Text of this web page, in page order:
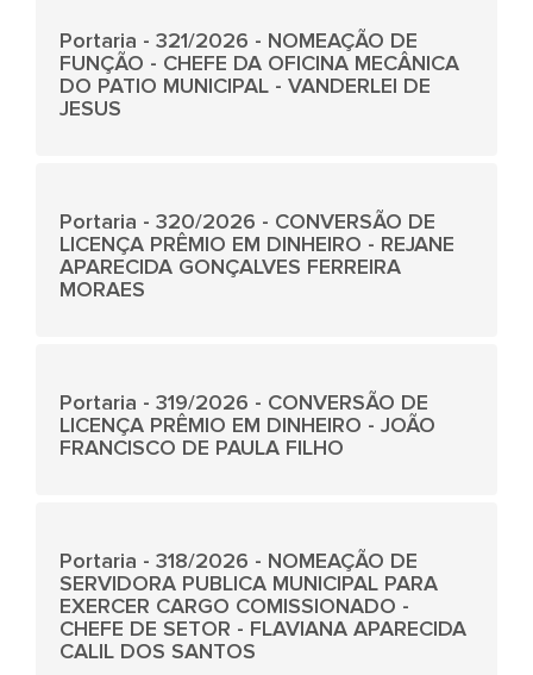
Portaria - 321/2026 - NOMEAÇÃO DE
FUNÇÃO - CHEFE DA OFICINA MECÂNICA
DO PATIO MUNICIPAL - VANDERLEI DE
JESUS
Portaria - 320/2026 - CONVERSÃO DE
LICENÇA PRÊMIO EM DINHEIRO - REJANE
APARECIDA GONÇALVES FERREIRA
MORAES
Portaria - 319/2026 - CONVERSÃO DE
LICENÇA PRÊMIO EM DINHEIRO - JOÃO
FRANCISCO DE PAULA FILHO
Portaria - 318/2026 - NOMEAÇÃO DE
SERVIDORA PUBLICA MUNICIPAL PARA
EXERCER CARGO COMISSIONADO -
CHEFE DE SETOR - FLAVIANA APARECIDA
CALIL DOS SANTOS